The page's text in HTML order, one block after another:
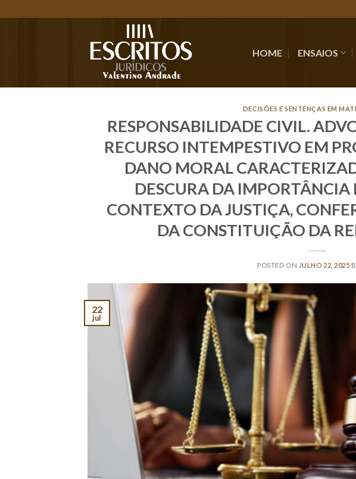
to
HOME
ENSAIOS
DECISÕES E SENTENÇAS EM
RESPONSABILIDADE CIVIL.
RECURSO INTEMPESTIVO EM
DANO MORAL
DESCURA DA IMPORTÂNCIA
CONTEXTO DA JUSTIÇA,
DA CONSTITUIÇÃO DA
POSTED ON JULHO 22, 2025
22
jul